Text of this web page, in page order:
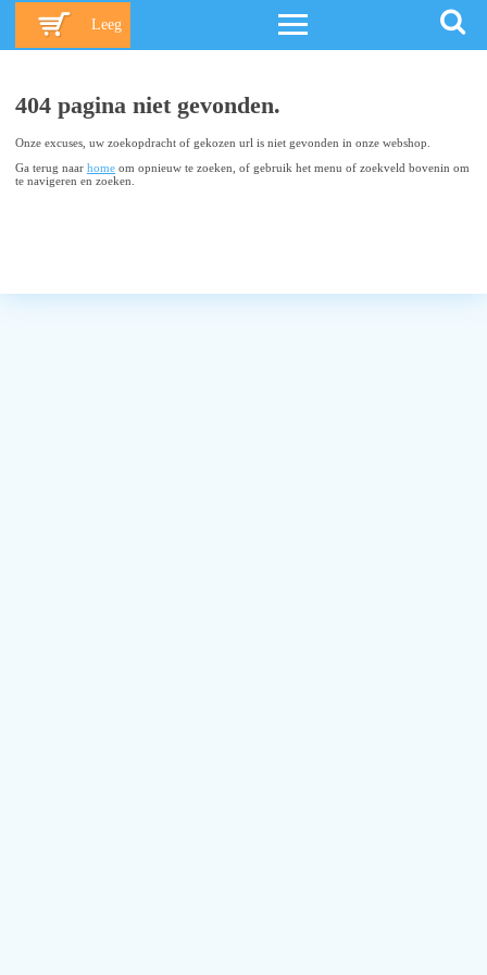
Leeg
404 pagina niet gevonden.
Onze excuses, uw zoekopdracht of gekozen url is niet gevonden in onze webshop.
Ga terug naar home om opnieuw te zoeken, of gebruik het menu of zoekveld bovenin om
te navigeren en zoeken.